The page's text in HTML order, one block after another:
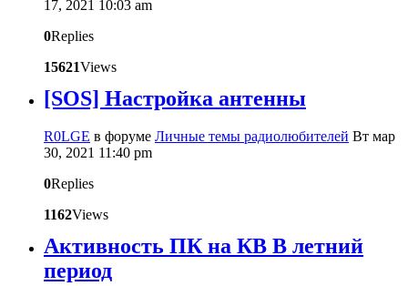
17, 2021 10:03 am
0Replies
15621Views
[SOS] Настройка антенны
R0LGE в форуме Личные темы радиолюбителей Вт мар
30, 2021 11:40 pm
0Replies
1162Views
Активность ПК на КВ В летний
период